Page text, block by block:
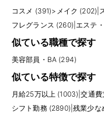
コスメ (391)> メイク (202)
フレグランス (260) エステ
似ている職種で探す
美容部員・BA (294)
似ている特徴で探す
月給25万以上 (1003) |交通費
シフト勤務 (2890) |残業少な